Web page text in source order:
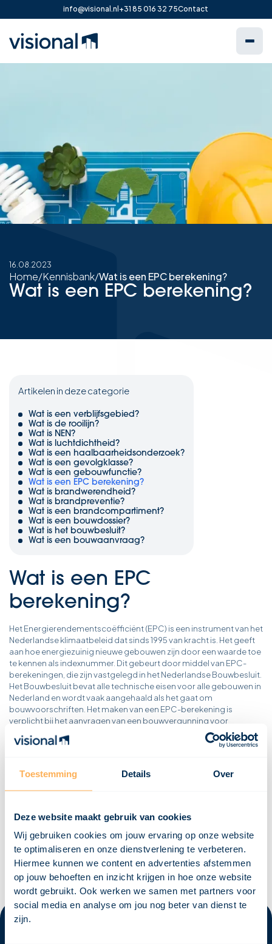
Toestemming Details Over
Deze website maakt gebruik van cookies
Wij gebruiken cookies om jouw ervaring op onze website
te optimaliseren en onze dienstverlening te verbeteren.
Hiermee kunnen we content en advertenties afstemmen
op jouw behoeften en inzicht krijgen in hoe onze website
wordt gebruikt. Ook werken we samen met partners voor
social media en analyse om jou nog beter van dienst te
zijn.
info@visional.nl +31 85 016 32 75Contact
16.08.2023
Home/Kennisbank/Wat is een EPC berekening?
Wat is een EPC berekening?
Artikelen in deze categorie
Wat is een verblijfsgebied?
Wat is de rooilijn?
Wat is NEN?
Wat is luchtdichtheid?
Wat is een haalbaarheidsonderzoek?
Wat is een gevolgklasse?
Wat is een gebouwfunctie?
Wat is een EPC berekening?
Wat is brandwerendheid?
Wat is brandpreventie?
Wat is een brandcompartiment?
Wat is een bouwdossier?
Wat is het bouwbesluit?
Wat is een bouwaanvraag?
Wat is een EPC
berekening?
Het Energierendementscoëfficiënt (EPC) is een instrument van het
Nederlandse klimaatbeleid dat sinds 1995 van kracht is. Het geeft
aan hoe energiezuinig nieuwe gebouwen zijn door een waarde toe
te kennen als indexnummer. Dit gebeurt door middel van EPC-
berekeningen, die zijn vastgelegd in het Nederlandse Bouwbesluit.
Het Bouwbesluit bevat alle technische eisen voor alle gebouwen in
Nederland en wordt vaak aangehaald als het gaat om
bouwvoorschriften. Het maken van een EPC-berekening is
verplicht bij het aanvragen van een bouwvergunning voor
nieuwbouw. Het EPC drukt de energieprestatie van een gebouw uit
en de maximale EPC-waarde in Nederland voor een woning is
zijn technische gegevens van het gebouw nodig, inclusief
gegevens over verwarmings- en ventilatiesystemen en
de isolatiewaarde van vloeren, muren en daken, worden in de EPC-
berekening meegenomen. Een lage EPC-waarde betekent dat het
gebouw energiezuinig is, wat resulteert in minder energieverbruik
en minder milieueffecten. In 2020 wordt verwacht dat alleen
gebouwen met een EPC van 0 of lager worden gebouwd.